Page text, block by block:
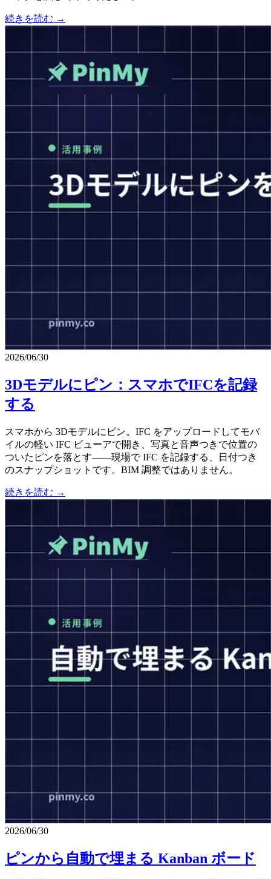
続きを読む →
2026/06/30
3Dモデルにピン：スマホでIFCを記録
する
スマホから 3Dモデルにピン。IFC をアップロードしてモバ
イルの軽い IFC ビューアで開き、写真と音声つきで位置の
ついたピンを落とす——現場で IFC を記録する、日付つき
のスナップショットです。BIM 調整ではありません。
続きを読む →
2026/06/30
ピンから自動で埋まる Kanban ボード